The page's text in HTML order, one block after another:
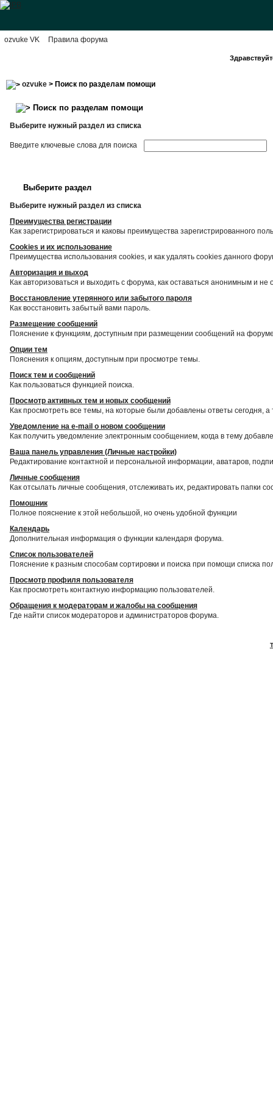
ozvuke VK Правила форума
ozvuke> Поиск по разделам помощи
Поиск по разделам помощи
Выберите нужный раздел из списка
Введите ключевые слова для поиска
Выберите раздел
Выберите нужный раздел из списка
Преимущества регистрации
Как зарегистрироваться и каковы преимущества зарегистрированного
Cookies и их использование
Преимущества использования cookies, и как удалять cookies данного
Авторизация и выход
Как авторизоваться и выходить с форума, как оставаться анонимным и
Восстановление утерянного или забытого пароля
Как восстановить забытый вами пароль.
Размещение сообщений
Пояснение к функциям, доступным при размещении сообщений на
Опции тем
Пояснения к опциям, доступным при просмотре темы.
Поиск тем и сообщений
Как пользоваться функцией поиска.
Просмотр активных тем и новых сообщений
Как просмотреть все темы, на которые были добавлены ответы сегодня,
Уведомление на е-mail о новом сообщении
Как получить уведомление электронным сообщением, когда в тему
Ваша панель управления (Личные настройки)
Редактирование контактной и персональной информации, аватаров,
Личные сообщения
Как отсылать личные сообщения, отслеживать их, редактировать папки
Помошник
Полное пояснение к этой небольшой, но очень удобной функции
Календарь
Дополнительная информация о функции календаря форума.
Список пользователей
Пояснение к разным способам сортировки и поиска при помощи списка
Просмотр профиля пользователя
Как просмотреть контактную информацию пользователей.
Обращения к модераторам и жалобы на сообщения
Где найти список модераторов и администраторов форума.